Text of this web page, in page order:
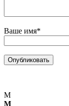
Ваше имя*
М
М